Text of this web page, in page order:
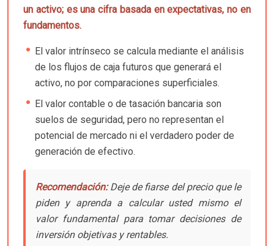
un activo; es una cifra basada en expectativas, no en
fundamentos.
El valor intrínseco se calcula mediante el análisis
de los flujos de caja futuros que generará el
activo, no por comparaciones superficiales.
El valor contable o de tasación bancaria son
suelos de seguridad, pero no representan el
potencial de mercado ni el verdadero poder de
generación de efectivo.
Recomendación:Deje de fiarse del precio que le
piden y aprenda a calcular usted mismo el
valor fundamental para tomar decisiones de
inversión objetivas y rentables.